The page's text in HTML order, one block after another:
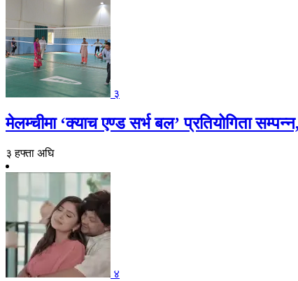
३
मेलम्चीमा ‘क्याच एण्ड सर्भ बल’ प्रतियोगिता
३ हफ्ता अघि
४